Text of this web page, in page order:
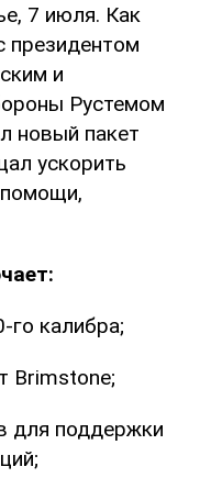
7 июля. Как
президентом
и
Рустемом
новый пакет
ускорить
го калибра;
Brimstone;
для поддержки